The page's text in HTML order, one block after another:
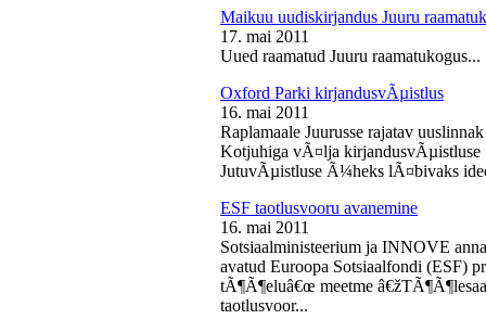
Maikuu uudiskirjandus Juuru
17. mai 2011
Uued raamatud Juuru raamatukogus...
Oxford Parki kirjandusvÃµistlus
16. mai 2011
Raplamaale Juurusse rajatav
Kotjuhiga vÃ¤lja
JutuvÃµistluse Ã¼heks lÃ¤bivaks
ESF taotlusvooru avanemine
16. mai 2011
Sotsiaalministeerium ja INNOVE
avatud Euroopa Sotsiaalfondi (ESF)
tÃ¶Ã¶eluâ€œ meetme
taotlusvoor...